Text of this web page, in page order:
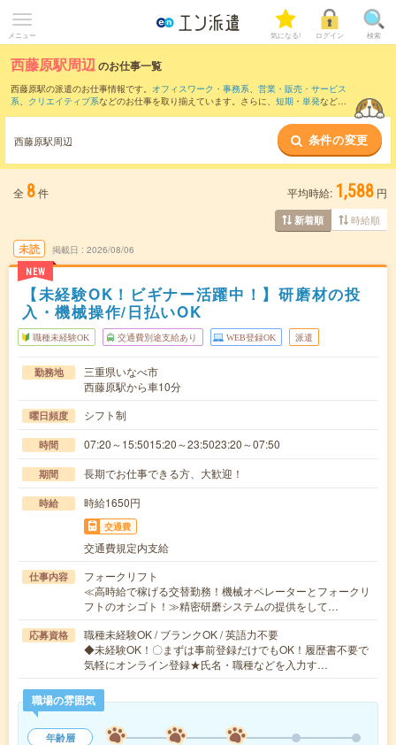
メニュー 気になる! ログイン 検索
西藤原駅周辺のお仕事一覧
西藤原駅の派遣のお仕事情報です。 オフィスワーク・事務系、 営業・販売・サービス
系、 クリエイティブ系などのお仕事を取り揃えています。さらに、 短期 ・ 単発などの
また、梅戸井駅
など近隣駅のお仕事
もご確認いただけます。
西藤原駅周辺 条件の変更
全 8件 平均時給: 1,588 円
新着順 時給順
未読
NEW
掲載日 2026/08/06
【未経験OK！ビギナー活躍中！】研磨材の投
入・機械操作/日払いOK
職種未経験OK 交通費別途支給あり WEB登録OK 派遣
勤務地
三重県いなべ市
西藤原駅から車10分
曜日頻度 シフト制
時間 07:20～15:5015:20～23:5023:20～07:50
期間 長期でお仕事できる方、大歓迎！
時給 時給1650円
交通費
交通費規定内支給
仕事内容
フォークリフト
≪高時給で稼げる交替勤務！機械オペレーターとフォークリ
フトのオシゴト！≫精密研磨システムの提供をして…
応募資格
職種未経験OK / ブランクOK / 英語力不要
◆未経験OK！〇まずは事前登録だけでもOK！履歴書不要で
気軽にオンライン登録★氏名・職種などを入力す…
職場の雰囲気
年齢層